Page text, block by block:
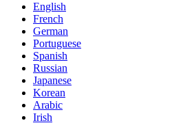
English
French
German
Portuguese
Spanish
Russian
Japanese
Korean
Arabic
Irish